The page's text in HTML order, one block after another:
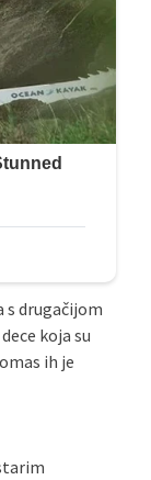
s drugačijom
koja su
ih je